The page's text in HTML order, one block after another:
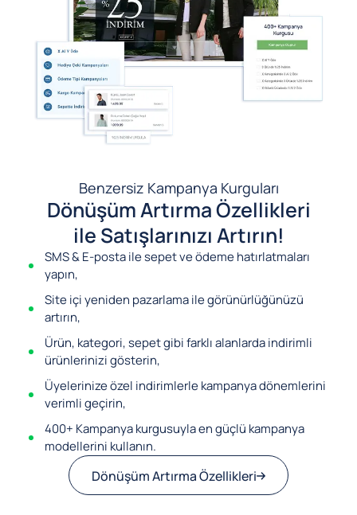
Benzersiz Kampanya Kurguları
Dönüşüm Artırma Özellikleri
ile Satışlarınızı Artırın!
SMS & E-posta ile sepet ve ödeme hatırlatmaları
yapın,
Site içi yeniden pazarlama ile görünürlüğünüzü
artırın,
Ürün, kategori, sepet gibi farklı alanlarda indirimli
ürünlerinizi gösterin,
Üyelerinize özel indirimlerle kampanya dönemlerini
verimli geçirin,
400+ Kampanya kurgusuyla en güçlü kampanya
modellerini kullanın.
Dönüşüm Artırma Özellikleri